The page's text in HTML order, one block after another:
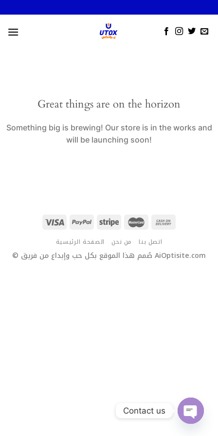
to
content
Great things are on the horizon
Something big is brewing! Our store is in the works and
will be launching soon!
الصفحة الرئيسية من نحن اتصل بنا
© صُمم هذا الموقع بكل حب وإبداع من فريق AiOptisite.com
Contact us